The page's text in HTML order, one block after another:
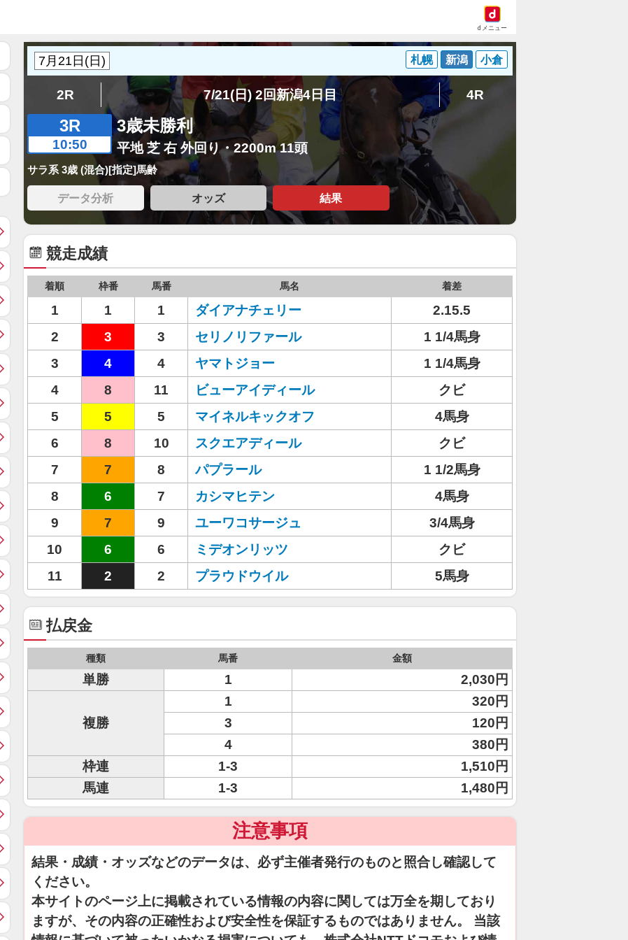
dメニュー
札幌 新潟 小倉
2R 7/21(日) 2回新潟4日目 4R
3R
10:50
3歳未勝利
平地 芝 右 外回り・2200m 11頭
サラ系 3歳 (混合)[指定]馬齢
データ分析 オッズ 結果
競走成績
着順 枠番 馬番 馬名 着差
1 1 1 ダイアナチェリー
2.15.5
2
3 3 セリノリファール
1 1/4馬身
3
4 4 ヤマトジョー
1 1/4馬身
4
8 11 ビューアイディール
クビ
5
5 5 マイネルキックオフ
4馬身
6
8 10 スクエアディール
クビ
7
7 8 パプラール
1 1/2馬身
8
6 7 カシマヒテン
4馬身
9
7 9 ユーワコサージュ
3/4馬身
10
6 6 ミデオンリッツ
クビ
11
2 2 プラウドウイル 5馬身
払戻金
種類 馬番 金額
単勝 1 2,030円
複勝
1
320円
3
120円
4
380円
枠連
1-3
1,510円
馬連
1-3 1,480円
注意事項
結果・成績・オッズなどのデータは、必ず主催者発行のものと照合し確認して
ください。
本サイトのページ上に掲載されている情報の内容に関しては万全を期しており
ますが、その内容の正確性および安全性を保証するものではありません。 当該